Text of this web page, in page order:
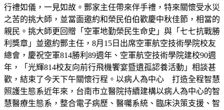
行禮如儀，一見如故。酆家主任帶來伴手禮，特來關懷受水災
之苦的挑大師，並當面邀約和榮民伯伯歡慶中秋佳節，相當的
親民。挑大師更回贈「空軍地勤榮民生命史」與「七七抗戰勝
利獎章」並邀約酆主任，8月15日出席空軍航空技術學院校友
總會，慶祝空軍814勝利89週年、空軍航空技術學院建校90週
年，「光輝814校友向前行飛機饗宴暨遺孤認養活動」相談甚
歡，結束了今天下午關懷行程。以病人為中心 打造全程智慧
照護生態系近年來，台南市立醫院持續建構以病人為中心的智
慧醫療生態系，整合電子病歷、醫囑系統、臨床決策支援、智